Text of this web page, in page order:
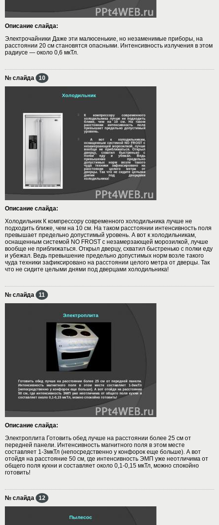
Описание слайда:
Электрочайники Даже эти малюсенькие, но незаменимые приборы, на
расстоянии 20 см становятся опасными. Интенсивность излучения в этом
радиусе — около 0,6 мкТл.
№ слайда 10
Описание слайда:
Холодильник К компрессору современного холодильника лучше не
подходить ближе, чем на 10 см. На таком расстоянии интенсивность поля
превышает предельно допустимый уровень. А вот к холодильникам,
оснащенным системой NO FROST с незамерзающей морозилкой, лучше
вообще не приближаться. Открыл дверцу, схватил быстренько с полки еду
и убежал. Ведь превышение предельно допустимых норм возле такого
чуда техники зафиксировано на расстоянии целого метра от дверцы. Так
что не сидите целыми днями под дверцами холодильника!
№ слайда 11
Описание слайда:
Электроплита Готовить обед лучше на расстоянии более 25 см от
передней панели. Интенсивность магнитного поля в этом месте
составляет 1-3мкТл (непосредственно у конфорок еще больше). А вот
отойдя на расстояние 50 см, где интенсивность ЭМП уже неотличима от
общего поля кухни и составляет около 0,1-0,15 мкТл, можно спокойно
готовить!
№ слайда 12